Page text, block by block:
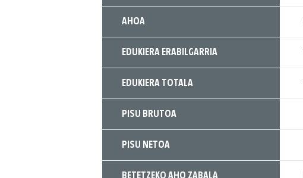
AHOA
EDUKIERA ERABILGARRIA
EDUKIERA TOTALA
PISU BRUTOA
PISU NETOA
BETETZEKO AHO ZABALA